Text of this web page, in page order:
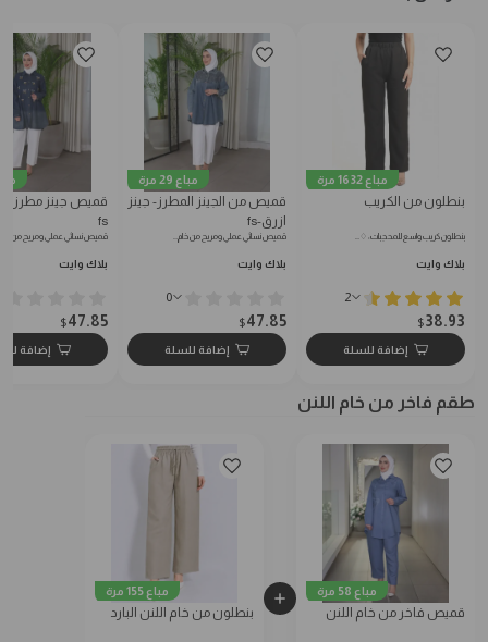
مباع 1632 مرة
بنطلون من الكريب
بنطلون كريب واسع للمحجبات: ♢…
بلاك وايت
2
38.93
$
إضافة للسلة
مباع 29 مرة
قميص من الجينز المطرز- جينز
ازرق-fs
قميص نسائي عملي ومريح من خام…
بلاك وايت
0
47.85
$
إضافة للسلة
مباع
قميص جينز مطرز-
fs
قميص نسائي عملي ومريح من
بلاك وايت
47.85
$
إضافة
طقم فاخر من خام اللنن
مباع 58 مرة
قميص فاخر من خام اللنن
مباع 155 مرة
بنطلون من خام اللنن البارد